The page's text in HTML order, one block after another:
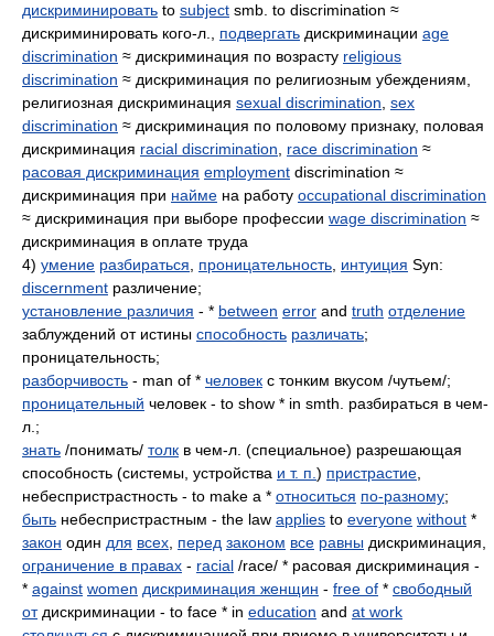
дискриминировать to subject smb. to discrimination ≈
дискриминировать кого-л., подвергать дискриминации age
discrimination ≈ дискриминация по возрасту religious
discrimination ≈ дискриминация по религиозным убеждениям,
религиозная дискриминация sexual discrimination sex
discrimination ≈ дискриминация по половому признаку, половая
дискриминация racial discrimination race discrimination ≈
расовая дискриминация employment discrimination ≈
дискриминация при найме на работу occupational discrimination
≈ дискриминация при выборе профессии wage discrimination ≈
дискриминация в оплате труда
4) умение разбираться проницательность интуиция Syn:
discernment различение;
установление различия - * between error and truth отделение
заблуждений от истины способность различать;
проницательность;
разборчивость - man of * человек с тонким вкусом /чутьем/;
проницательный человек - to show * in smth. разбираться в чем-
л.;
знать /понимать/ толк в чем-л. (специальное) разрешающая
способность (системы, устройства и т. п. ) пристрастие
небеспристрастность - to make a * относиться по-разному;
быть небеспристрастным - the law applies to everyone without *
закон один для всех перед законом все равны дискриминация,
ограничение в правах - racial /race/ * расовая дискриминация -
* against women дискриминация женщин - free of * свободный
отдискриминации - to face * in education and at work